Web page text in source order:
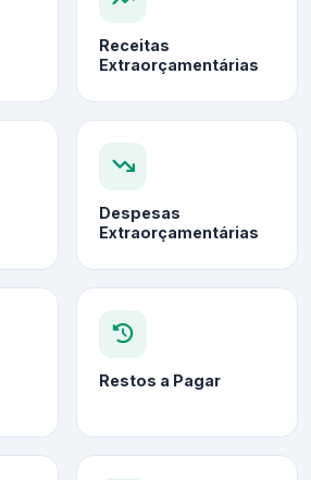
Receitas
Extraorçamentárias
Despesas
Extraorçamentárias
Restos a Pagar